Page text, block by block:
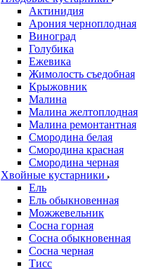
Актинидия
Арония черноплодная
Виноград
Голубика
Ежевика
Жимолость съедобная
Крыжовник
Малина
Малина желтоплодная
Малина ремонтантная
Смородина белая
Смородина красная
Смородина черная
Хвойные кустарники
Ель
Ель обыкновенная
Можжевельник
Сосна горная
Сосна обыкновенная
Сосна черная
Тисс